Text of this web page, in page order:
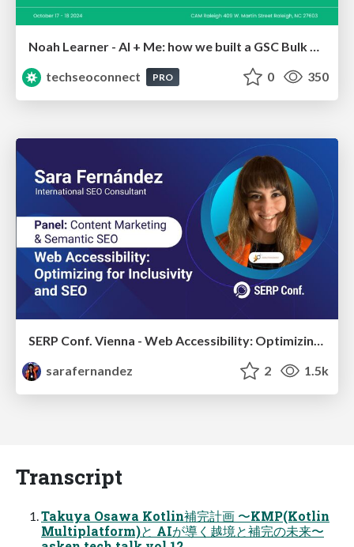
techseoconnect
PRO 0 350
SERP Conf. Vienna - Web Accessibility: Optimizing for Inclusivity and SEO
sarafernandez
2 1.5k
Transcript
Takuya Osawa Kotlin補完計画 〜KMP(Kotlin
Multiplatform)と AIが導く越境と補完の未来〜